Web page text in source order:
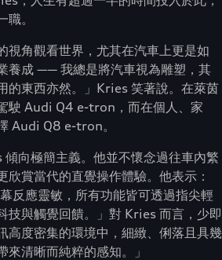
。
視角觀看世界，尤其在汽車上更是如
養成 —— 我總是將汽車視為雕塑，其
的東西亦然。」Kries 笑著說。在萊茵
駛 Audi Q4 e-tron，而在個人、家
Audi Q8 e-tron。
向極簡主義。他並不懷念過往車內繁
欣賞當代的直覺操作體驗。他表示：
反應靈敏，所有功能皆可透過指尖輕
技與觸覺回饋。」對 Kries 而言，少即
高度密集的環境中，細緻、俐落且具幾
清晰而純粹的感知。」